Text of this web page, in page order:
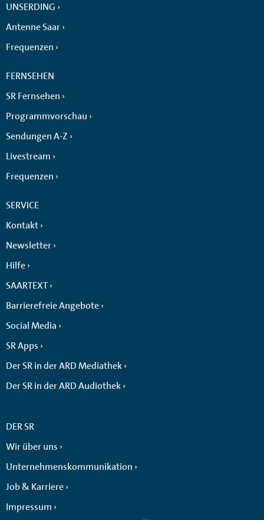
UNSERDING
Antenne Saar
Frequenzen
FERNSEHEN
SR Fernsehen
Programmvorschau
Sendungen A-Z
Livestream
Frequenzen
SERVICE
Kontakt
Newsletter
Hilfe
SAARTEXT
Barrierefreie Angebote
Social Media
SR Apps
Der SR in der ARD Mediathek
Der SR in der ARD Audiothek
DER SR
Wir über uns
Unternehmenskommunikation
Job & Karriere
Impressum